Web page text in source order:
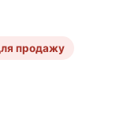
продажу